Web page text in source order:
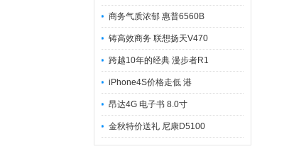
商务气质浓郁 惠普6560B
铸高效商务 联想扬天V470
跨越10年的经典 漫步者R1
iPhone4S价格走低 港
昂达4G 电子书 8.0寸
金秋特价送礼 尼康D5100